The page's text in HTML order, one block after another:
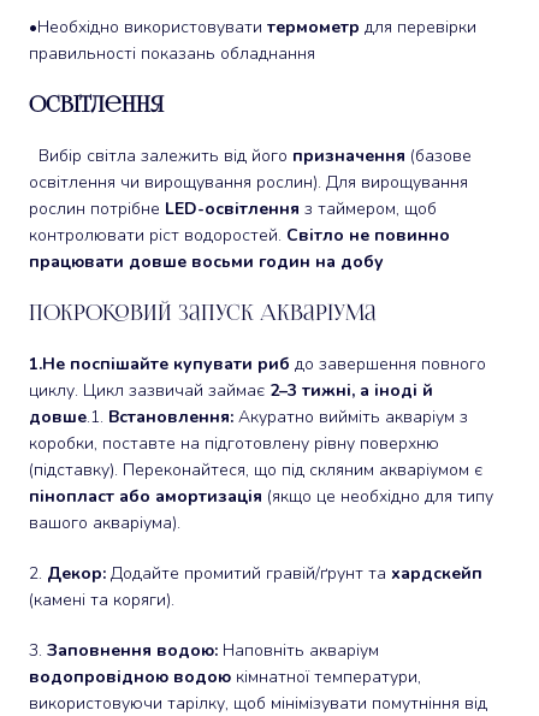
•Необхідно використовувати термометр для перевірки
правильності показань обладнання
Освітлення
Вибір світла залежить від його призначення (базове
освітлення чи вирощування рослин). Для вирощування
рослин потрібне LED-освітлення з таймером, щоб
контролювати ріст водоростей. Світло не повинно
працювати довше восьми годин на добу
Покроковий Запуск Акваріума
1.Не поспішайте купувати риб до завершення повного
циклу. Цикл зазвичай займає 2–3 тижні, а іноді й
довше.1. Встановлення: Акуратно вийміть акваріум з
коробки, поставте на підготовлену рівну поверхню
(підставку). Переконайтеся, що під скляним акваріумом є
пінопласт або амортизація (якщо це необхідно для типу
вашого акваріума).
2. Декор: Додайте промитий гравій/ґрунт та хардскейп
(камені та коряги).
3. Заповнення водою: Наповніть акваріум
водопровідною водою кімнатної температури,
використовуючи тарілку, щоб мінімізувати помутніння від